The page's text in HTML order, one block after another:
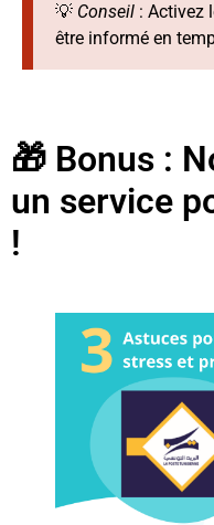
💡 Conseil : Activez
être informé en
🎁 Bonus :
un service
!